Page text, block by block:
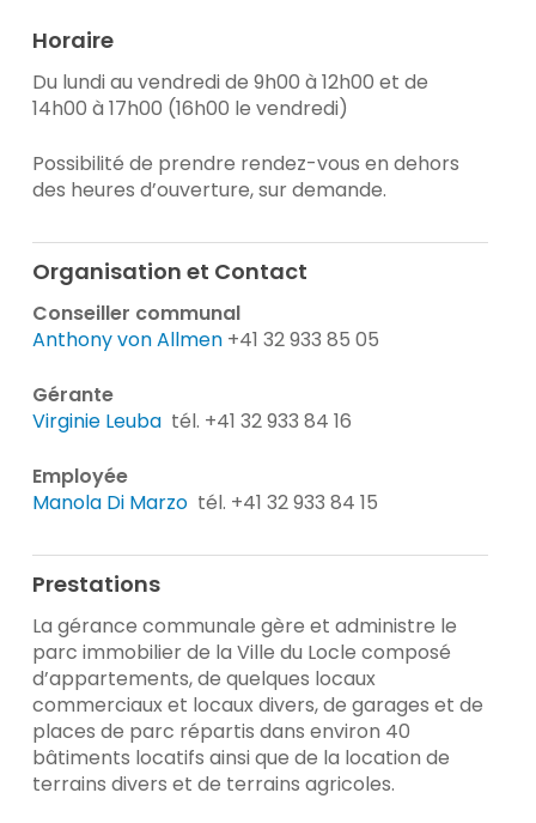
Horaire
Du lundi au vendredi de 9h00 à 12h00 et de
14h00 à 17h00 (16h00 le vendredi)
Possibilité de prendre rendez-vous en dehors
des heures d’ouverture, sur demande.
Organisation et Contact
Conseiller communal
Anthony von Allmen+41 32 933 85 05
Gérante
Virginie Leubatél. +41 32 933 84 16
Employée
Manola Di Marzotél. +41 32 933 84 15
Prestations
La gérance communale gère et administre le
parc immobilier de la Ville du Locle composé
d’appartements, de quelques locaux
commerciaux et locaux divers, de garages et de
places de parc répartis dans environ 40
bâtiments locatifs ainsi que de la location de
terrains divers et de terrains agricoles.